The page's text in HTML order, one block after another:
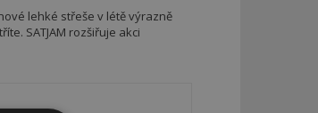
lehké střeše v létě výrazně
SATJAM rozšiřuje akci